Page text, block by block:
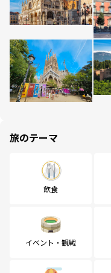
旅のテーマ
飲食
イベント・観戦